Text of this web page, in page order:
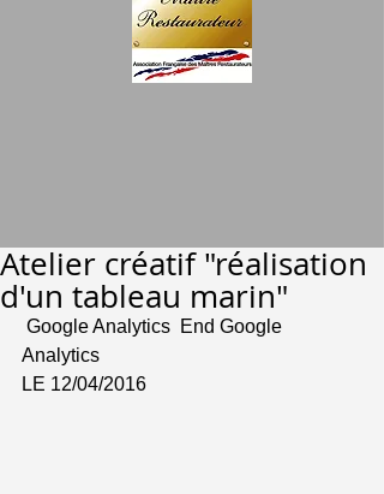
Atelier créatif "réalisation
d'un tableau marin"
Analytics
LE 12/04/2016